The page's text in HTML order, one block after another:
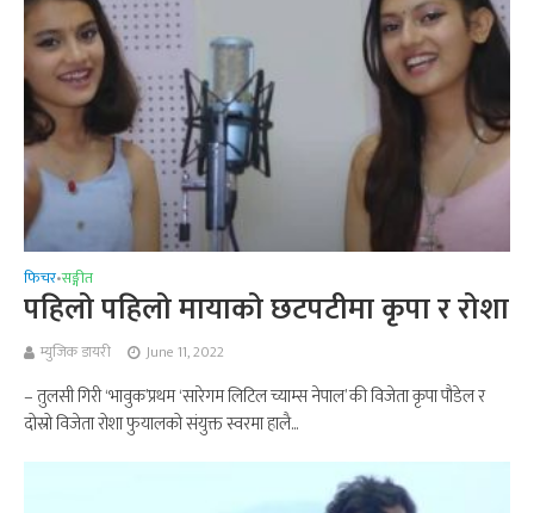
फिचर•सङ्गीत
पहिलो पहिलो मायाको छटपटीमा कृपा र रोशा
म्युजिक डायरी June 11, 2022
– तुलसी गिरी ‘भावुक’प्रथम ‘सारेगम लिटिल च्याम्स नेपाल’ की विजेता कृपा पौडेल र
दोस्रो विजेता रोशा फुयालको संयुक्त स्वरमा हालै...